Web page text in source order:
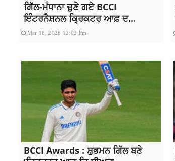
ਗਿੱਲ-ਮੰਧਾਨਾ ਚੁਣੇ ਗਏ BCCI
ਇੰਟਰਨੈਸ਼ਨਲ ਕ੍ਰਿਕਟਰ ਆਫ਼ ਦ...
Mar 16, 2026 12:02 Pm
BCCI Awards : ਸ਼ੁਭਮਨ ਗਿੱਲ ਬਣੇ